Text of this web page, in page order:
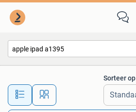
Alle afstanden…
Sorteer op